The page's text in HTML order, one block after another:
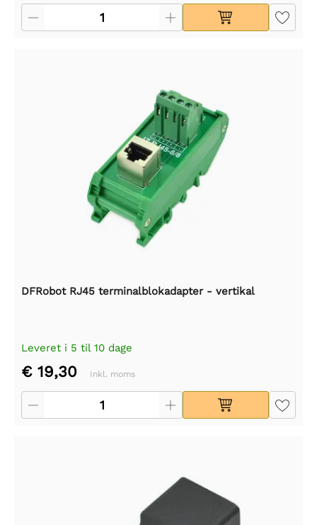
DFRobot RJ45 terminalblokadapter - vertikal
Leveret i 5 til 10 dage
€ 19,30 Inkl. moms